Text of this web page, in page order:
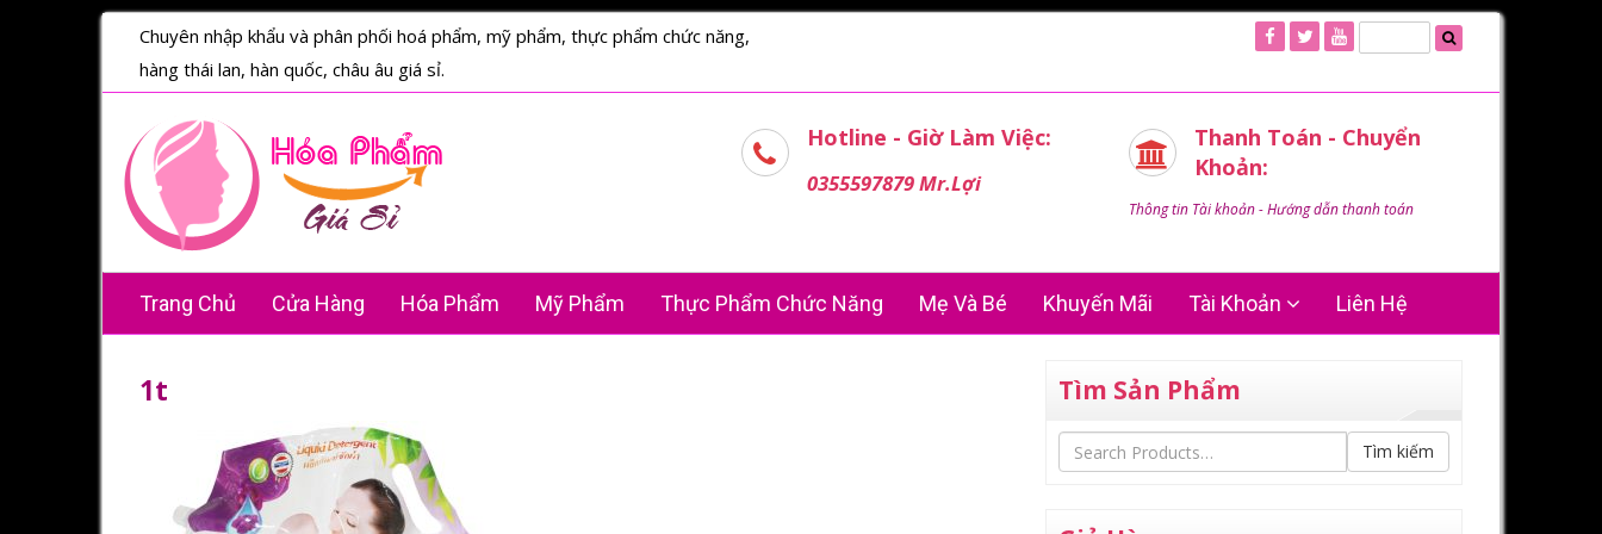
Chuyên nhập khẩu và phân phối hoá phẩm, mỹ phẩm, thực phẩm chức năng,
hàng thái lan, hàn quốc, châu âu giá sỉ.
Hotline - Giờ Làm Việc:
0355597879 Mr.Lợi
Thanh Toán - Chuyển
Khoản:
Thông tin Tài khoản - Hướng dẫn thanh toán
Trang Chủ Cửa Hàng Hóa Phẩm Mỹ Phẩm Thực Phẩm Chức Năng Mẹ Và Bé Khuyến Mãi Tài Khoản Liên Hệ
1t Tìm Sản Phẩm
Tìm kiếm